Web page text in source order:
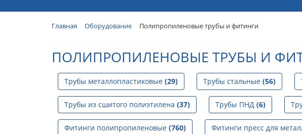
Главная Оборудование Полипропиленовые трубы и фитинги
ПОЛИПРОПИЛЕНОВЫЕ ТРУБЫ И
Трубы металлопластиковые (29) Трубы стальные (56)
Трубы из сшитого полиэтилена (37) Трубы ПНД (6)
Фитинги полипропиленовые (760) Фитинги пресс для